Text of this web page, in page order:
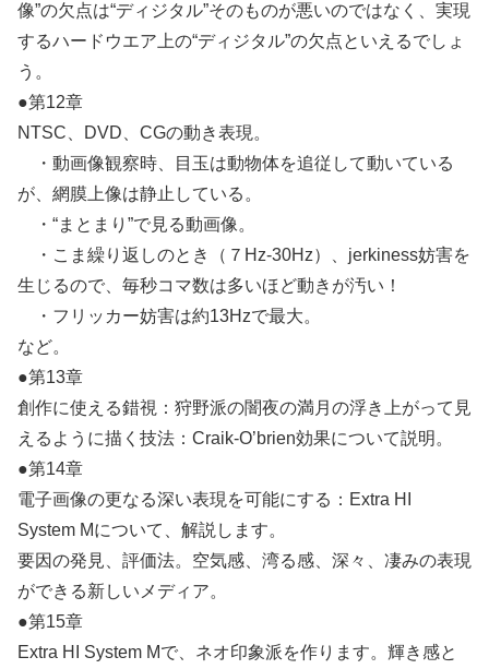
像”の欠点は“ディジタル”そのものが悪いのではなく、実現
するハードウエア上の“ディジタル”の欠点といえるでしょ
う。
●第12章
NTSC、DVD、CGの動き表現。
・動画像観察時、目玉は動物体を追従して動いている
が、網膜上像は静止している。
・“まとまり”で見る動画像。
・こま繰り返しのとき（７Hz-30Hz）、jerkiness妨害を
生じるので、毎秒コマ数は多いほど動きが汚い！
・フリッカー妨害は約13Hzで最大。
など。
●第13章
創作に使える錯視：狩野派の闇夜の満月の浮き上がって見
えるように描く技法：Craik-O’brien効果について説明。
●第14章
電子画像の更なる深い表現を可能にする：Extra HI
System Mについて、解説します。
要因の発見、評価法。空気感、湾る感、深々、凄みの表現
ができる新しいメディア。
●第15章
Extra HI System Mで、ネオ印象派を作ります。輝き感と